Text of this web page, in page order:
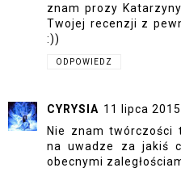
znam prozy
Twojej recenzji z
:))
ODPOWIEDZ
CYRYSIA 11 lipca
Nie znam twórczości
na uwadze za jakiś
obecnymi